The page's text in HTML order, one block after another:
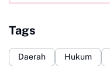
Tags
Daerah Hukum